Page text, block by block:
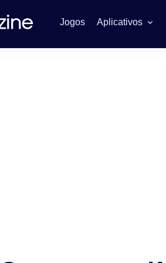
Jogos Aplicativos